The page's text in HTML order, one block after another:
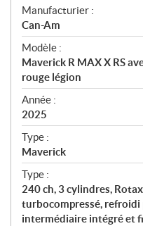
S
p
é
c
i
f
i
c
a
t
i
o
n
s
Manufacturier :
Can-Am
Modèle :
Maverick R MAX X RS
rouge légion
Année :
2025
Type :
Maverick
Type :
240 ch, 3 cylindres,
turbocompressé,
intermédiaire intégré et